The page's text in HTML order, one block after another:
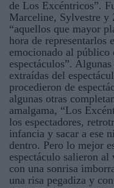
de Los Excéntricos”.
Marceline, Sylvestre y
“aquellos que mayor
hora de representarlos
emocionado al público
espectáculos”.
extraídas del
procedieron de
algunas otras
amalgama, “Los
los espectadores,
infancia y sacar a ese
dentro. Pero lo mejor
espectáculo salieron
con una sonrisa
una risa pegadiza y